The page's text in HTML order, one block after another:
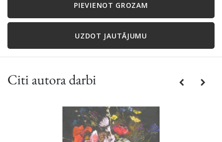
PIEVIENOT GROZAM
UZDOT JAUTĀJUMU
Citi autora darbi PreviousNext